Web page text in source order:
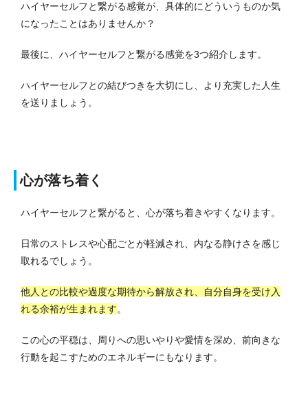
ハイヤーセルフと繋がる感覚が、具体的にどういうものか気
になったことはありませんか？
最後に、ハイヤーセルフと繋がる感覚を3つ紹介します。
ハイヤーセルフとの結びつきを大切にし、より充実した人生
を送りましょう。
心が落ち着く
ハイヤーセルフと繋がると、心が落ち着きやすくなります。
日常のストレスや心配ごとが軽減され、内なる静けさを感じ
取れるでしょう。
他人との比較や過度な期待から解放され、自分自身を受け入
れる余裕が生まれます。
この心の平穏は、周りへの思いやりや愛情を深め、前向きな
行動を起こすためのエネルギーにもなります。